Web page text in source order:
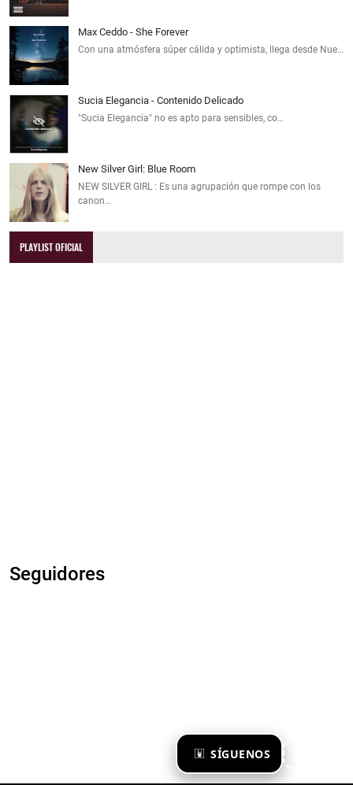
SÍGUENOS
Max Ceddo - She Forever
Con una atmósfera súper cálida y optimista, llega desde Nue…
Sucia Elegancia - Contenido Delicado
"Sucia Elegancia" no es apto para sensibles, co…
New Silver Girl: Blue Room
NEW SILVER GIRL : Es una agrupación que rompe con los
canon…
PLAYLIST OFICIAL
Seguidores